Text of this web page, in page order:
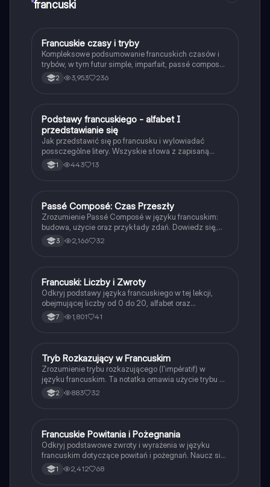
francuski
Język francuski
Francuskie czasy i tryby
Kompleksowe podsumowanie francuskich czasów i
trybów, w tym futur simple, imparfait, passé composé
oraz subjunctif. Zawiera przykłady odmiany
czasowników oraz zasady użycia. Idealne dla
2 3,953 236
Język francuski
Podstawy francuskiego - alfabet I
przedstawianie się
Jak przedstawić się po francusku i wylowiadać
possczegòlne litery. Wszyskie słowa z zapisaną
wymową.
1 443 13
Język francuski
Passé Composé: Czas Przeszły
Zrozumienie Passé Composé w języku francuskim:
budowa, użycie oraz przykłady zdań. Dowiedz się,
jak tworzyć zdania w czasie przeszłym z
czasownikami avoir i être. Idealne dla uczniów 3
3 2,166 32
Język francuski
Francuski: Liczby i Zwroty
Odkryj podstawy języka francuskiego w tej lekcji,
obejmującej liczby od 0 do 20, alfabet oraz
podstawowe zwroty. Idealne dla początkujących
uczniów, którzy chcą szybko przyswoić kluczowe
7 1,801 41
Język francuski
Tryb Rozkazujący w Francuskim
Zrozumienie trybu rozkazującego (l'impératif) w
języku francuskim. Ta notatka omawia użycie trybu w
trzech osobach: tu, nous i vous, oraz przedstawia
przykłady dla różnych grup czasowników, w tym
2 883 32
Język francuski
Francuskie Powitania i Pożegnania
Odkryj podstawowe zwroty i wyrażenia w języku
francuskim dotyczące powitań i pożegnań. Naucz się,
jak się przedstawiać, pytać o samopoczucie oraz
odpowiadać na te pytania. Idealne dla
1 2,412 68